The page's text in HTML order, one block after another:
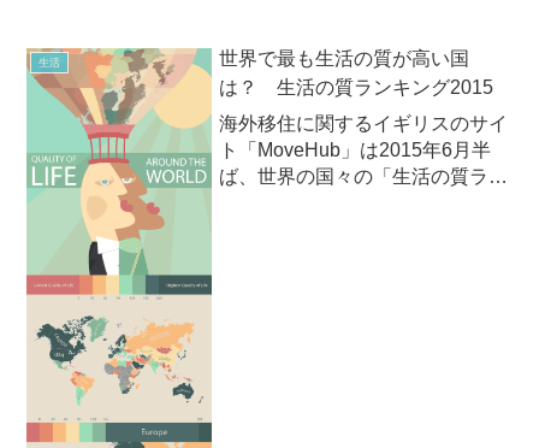
施したアンケート調査の結果を
「JCJK流行語ランキング」とし
て発表しました。...
生活
世界で最も生活の質が高い国
は？ 生活の質ランキング2015
海外移住に関するイギリスのサイ
ト「MoveHub」は2015年6月半
ば、世界の国々の「生活の質ラン